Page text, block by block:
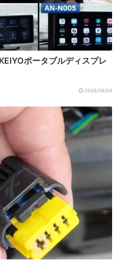
ポータブルディスプレ
2026/08/04